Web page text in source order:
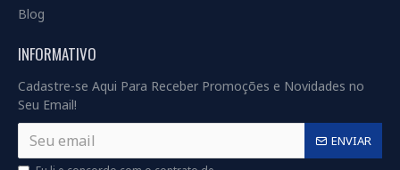
Blog
INFORMATIVO
Cadastre-se Aqui Para Receber Promoções e Novidades no
Seu Email!
ENVIAR